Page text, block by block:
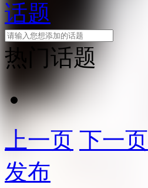
话题
热门话题
上一页 下一页
发布